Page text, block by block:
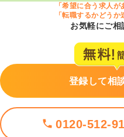
「希望に合う求人が
「転職するかどう
お気軽にご相
登録して相
0120-512-